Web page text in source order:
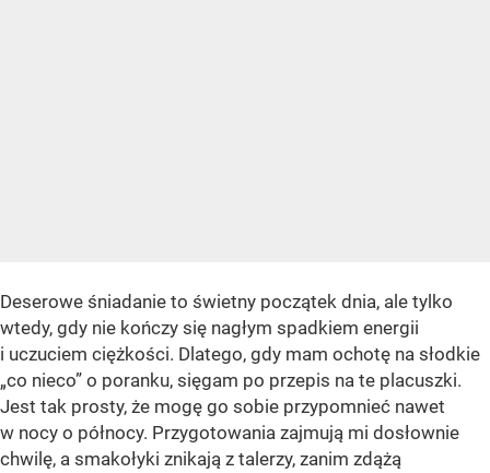
Deserowe śniadanie to świetny początek dnia, ale tylko
wtedy, gdy nie kończy się nagłym spadkiem energii
i uczuciem ciężkości. Dlatego, gdy mam ochotę na słodkie
„co nieco” o poranku, sięgam po przepis na te placuszki.
Jest tak prosty, że mogę go sobie przypomnieć nawet
w nocy o północy. Przygotowania zajmują mi dosłownie
chwilę, a smakołyki znikają z talerzy, zanim zdążą